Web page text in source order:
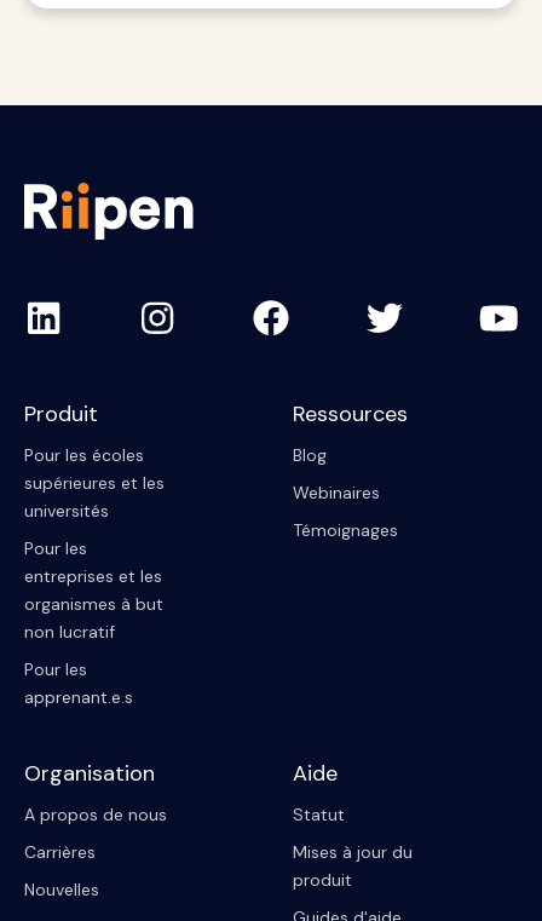
Produit
Pour les écoles
supérieures et les
universités
Pour les
entreprises et les
organismes à but
non lucratif
Pour les
apprenant.e.s
Ressources
Blog
Webinaires
Témoignages
Organisation
A propos de nous
Carrières
Nouvelles
Aide
Statut
Mises à jour du
produit